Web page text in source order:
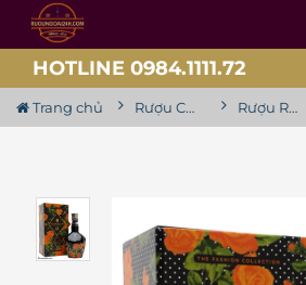
HOTLINE 0984.1111.72
Trang chủ Rượu Chivas Rượu Royal Salute 21 Year Old Richard Quinn Roses Edition